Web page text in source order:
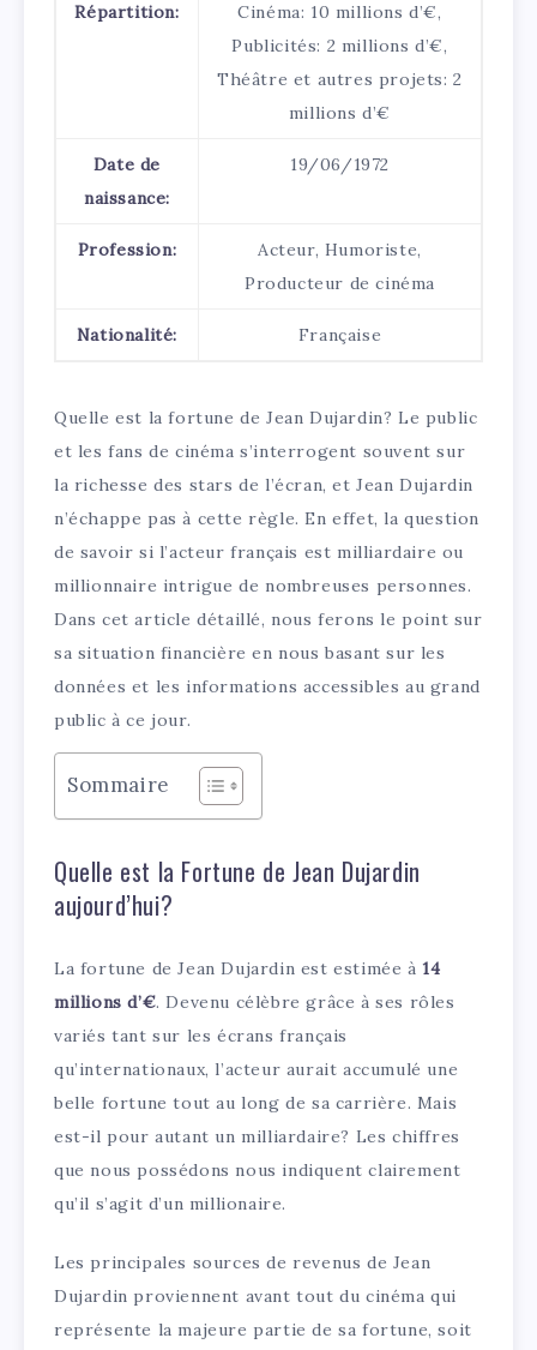
Répartition:
Cinéma: 10 millions d’€,
Publicités: 2 millions d’€,
Théâtre et autres projets: 2
millions d’€
Date de
naissance:
19/06/1972
Profession:
Acteur, Humoriste,
Producteur de cinéma
Nationalité: Française
Quelle est la fortune de Jean Dujardin? Le public
et les fans de cinéma s’interrogent souvent sur
la richesse des stars de l’écran, et Jean Dujardin
n’échappe pas à cette règle. En effet, la question
de savoir si l’acteur français est milliardaire ou
millionnaire intrigue de nombreuses personnes.
Dans cet article détaillé, nous ferons le point sur
sa situation financière en nous basant sur les
données et les informations accessibles au grand
public à ce jour.
Sommaire
Quelle est la Fortune de Jean Dujardin
aujourd’hui?
La fortune de Jean Dujardin est estimée à 14
millions d’€. Devenu célèbre grâce à ses rôles
variés tant sur les écrans français
qu’internationaux, l’acteur aurait accumulé une
belle fortune tout au long de sa carrière. Mais
est-il pour autant un milliardaire? Les chiffres
que nous possédons nous indiquent clairement
qu’il s’agit d’un millionaire.
Les principales sources de revenus de Jean
Dujardin proviennent avant tout du cinéma qui
représente la majeure partie de sa fortune, soit